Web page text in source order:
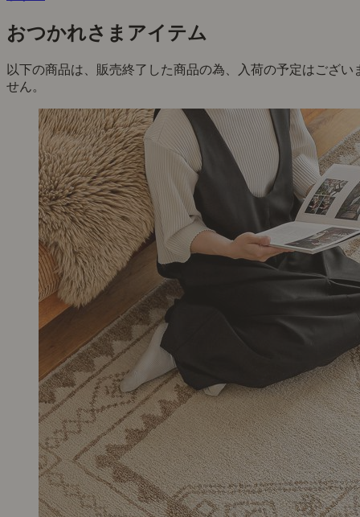
おつかれさまアイテム
以下の商品は、販売終了した商品の為、入荷の予定はござい
せん。